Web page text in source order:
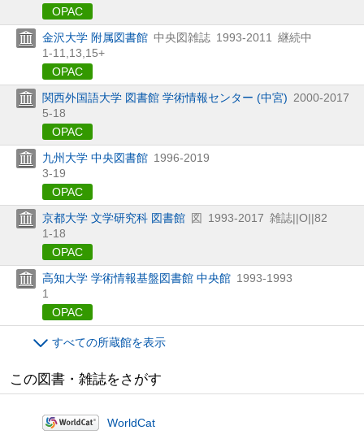
OPAC
金沢大学 附属図書館 中央図雑誌 1993-2011
継続中
1-11, 13, 15+
OPAC
関西外国語大学 図書館 学術情報センター (中宮) 2000-2017
5-18
OPAC
九州大学 中央図書館 1996-2019
3-19
OPAC
京都大学 文学研究科 図書館 図 1993-2017 雑誌||O||82
1-18
OPAC
高知大学 学術情報基盤図書館 中央館 1993-1993
1
OPAC
すべての所蔵館を表示
この図書・雑誌をさがす
WorldCat